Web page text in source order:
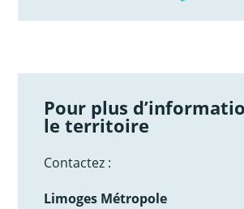
Pour plus
le territoire
Contactez :
Limoges Métropole